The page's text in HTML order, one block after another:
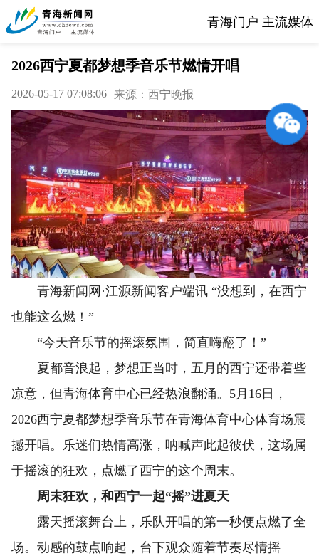
青海门户 主流媒体
2026西宁夏都梦想季音乐节燃情开唱
2026-05-17 07:08:06 来源：西宁晚报
青海新闻网·江源新闻客户端讯 “没想到，在西宁
也能这么燃！”
“今天音乐节的摇滚氛围，简直嗨翻了！”
夏都音浪起，梦想正当时，五月的西宁还带着些
凉意，但青海体育中心已经热浪翻涌。5月16日，
2026西宁夏都梦想季音乐节在青海体育中心体育场震
撼开唱。乐迷们热情高涨，呐喊声此起彼伏，这场属
于摇滚的狂欢，点燃了西宁的这个周末。
周末狂欢，和西宁一起“摇”进夏天
露天摇滚舞台上，乐队开唱的第一秒便点燃了全
场。动感的鼓点响起，台下观众随着节奏尽情摇